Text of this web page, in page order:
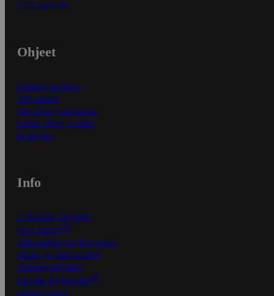
Asiakaspalvelu
Ohjeet
Ensitilaajan ohjeet
Näin maksat
Näin tilaat ja muokkaat
Kaikki ohjeet ja vinkit
In English
Info
S-Business yrityksille
Oiva-raportit
Osuuskauppojen yhteystiedot
Tilaus- ja toimitusehdot
Tietosuojakäytäntö
Palvelun käyttöehdot
Saavutettavuus